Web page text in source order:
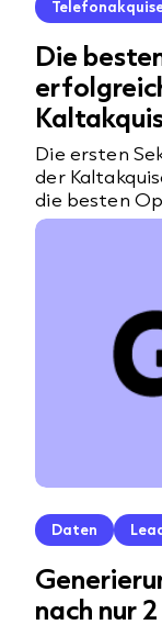
Die
Die ersten
der
die besten
Daten
nach nur